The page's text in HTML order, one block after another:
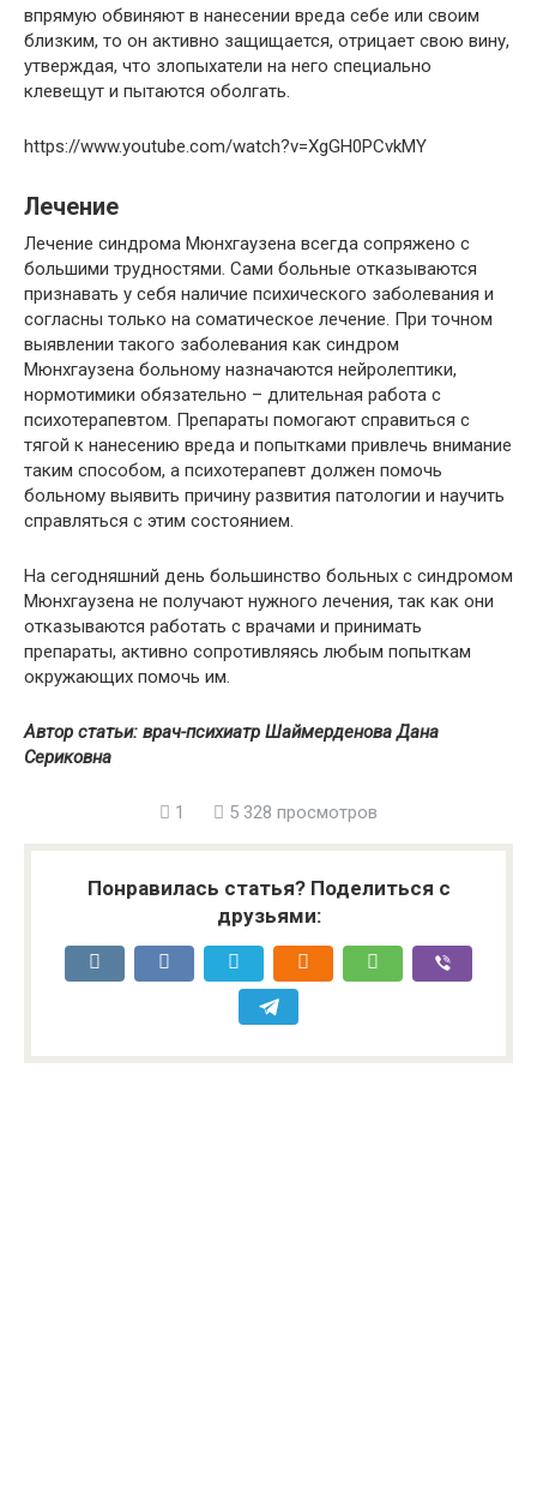
впрямую обвиняют в нанесении вреда себе или своим
близким, то он активно защищается, отрицает свою вину,
утверждая, что злопыхатели на него специально
клевещут и пытаются оболгать.
https://www.youtube.com/watch?v=XgGH0PCvkMY
Лечение
Лечение синдрома Мюнхгаузена всегда сопряжено с
большими трудностями. Сами больные отказываются
признавать у себя наличие психического заболевания и
согласны только на соматическое лечение. При точном
выявлении такого заболевания как синдром
Мюнхгаузена больному назначаются нейролептики,
нормотимики обязательно – длительная работа с
психотерапевтом. Препараты помогают справиться с
тягой к нанесению вреда и попытками привлечь внимание
таким способом, а психотерапевт должен помочь
больному выявить причину развития патологии и научить
справляться с этим состоянием.
На сегодняшний день большинство больных с синдромом
Мюнхгаузена не получают нужного лечения, так как они
отказываются работать с врачами и принимать
препараты, активно сопротивляясь любым попыткам
окружающих помочь им.
Автор статьи: врач-психиатр Шаймерденова Дана
Сериковна
1 5 328 просмотров
Понравилась статья? Поделиться с
друзьями: